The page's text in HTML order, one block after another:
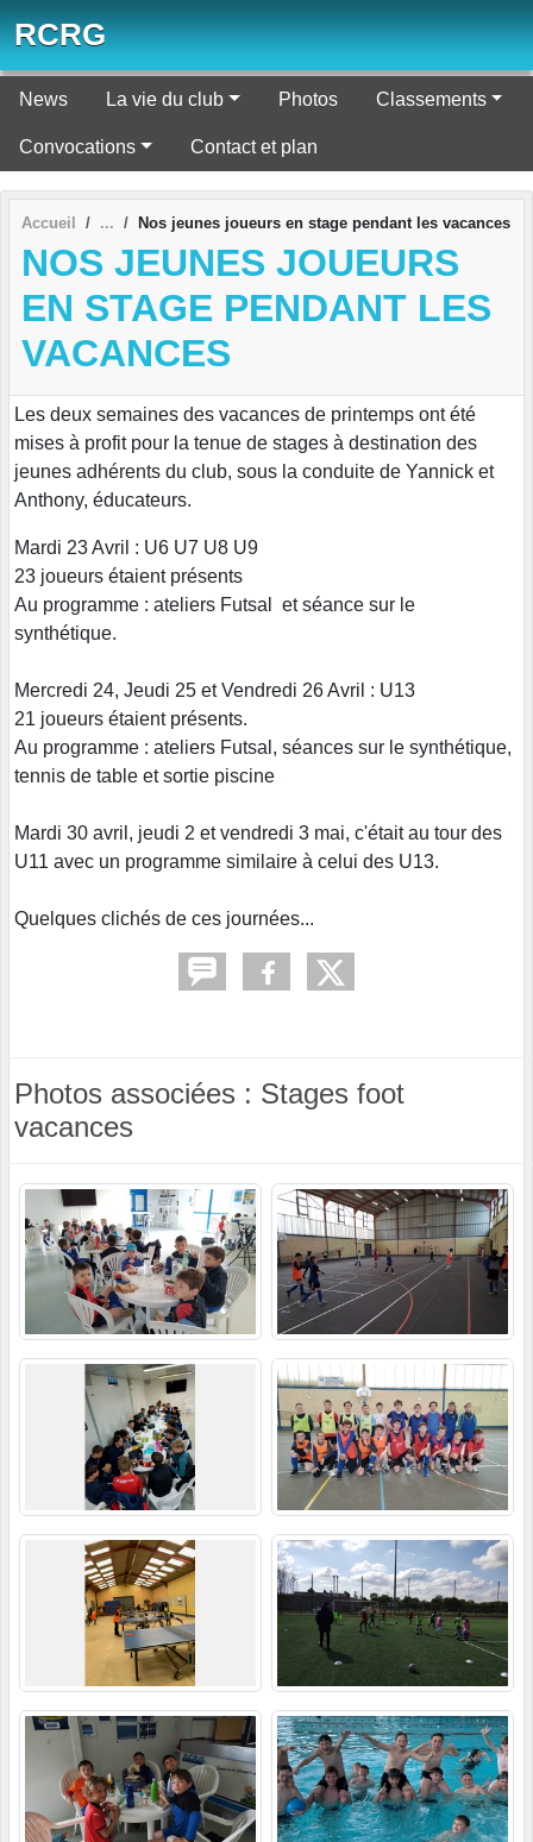
RCRG
News La vie du club Photos Classements
Convocations Contact et plan
Accueil Nos jeunes joueurs en stage pendant les vacances
NOS JEUNES JOUEURS
EN STAGE PENDANT LES
VACANCES
Les deux semaines des vacances de printemps ont été
mises à profit pour la tenue de stages à destination des
jeunes adhérents du club, sous la conduite de Yannick et
Anthony, éducateurs.
Mardi 23 Avril : U6 U7 U8 U9
23 joueurs étaient présents
Au programme : ateliers Futsal et séance sur le
synthétique.
Mercredi 24, Jeudi 25 et Vendredi 26 Avril : U13
21 joueurs étaient présents.
Au programme : ateliers Futsal, séances sur le synthétique,
tennis de table et sortie piscine
Mardi 30 avril, jeudi 2 et vendredi 3 mai, c'était au tour des
U11 avec un programme similaire à celui des U13.
Quelques clichés de ces journées...
Photos associées : Stages foot
vacances